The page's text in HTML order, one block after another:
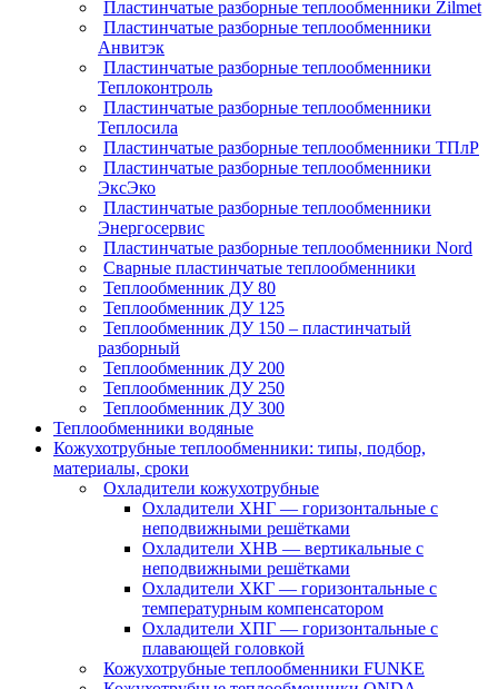
Пластинчатые разборные теплообменники Zilmet
Пластинчатые разборные теплообменники
Анвитэк
Пластинчатые разборные теплообменники
Теплоконтроль
Пластинчатые разборные теплообменники
Теплосила
Пластинчатые разборные теплообменники ТПлР
Пластинчатые разборные теплообменники
ЭксЭко
Пластинчатые разборные теплообменники
Энергосервис
Пластинчатые разборные теплообменники Nord
Сварные пластинчатые теплообменники
Теплообменник ДУ 80
Теплообменник ДУ 125
Теплообменник ДУ 150 – пластинчатый
разборный
Теплообменник ДУ 200
Теплообменник ДУ 250
Теплообменник ДУ 300
Теплообменники водяные
Кожухотрубные теплообменники: типы, подбор,
материалы, сроки
Охладители кожухотрубные
Охладители ХНГ — горизонтальные с
неподвижными решётками
Охладители ХНВ — вертикальные с
неподвижными решётками
Охладители ХКГ — горизонтальные с
температурным компенсатором
Охладители ХПГ — горизонтальные с
плавающей головкой
Кожухотрубные теплообменники FUNKE